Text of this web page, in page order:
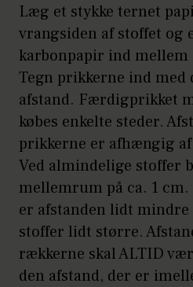
Læg et stykke ternet
vrangsiden af stoffet og
karbonpapir ind mellem
Tegn prikkerne ind med
afstand. Færdigprikket
købes enkelte steder.
prikkerne er afhængig
Ved almindelige stoffer
mellemrum på ca. 1
er afstanden lidt mindre
stoffer lidt større.
rækkerne skal ALTID
den afstand, der er